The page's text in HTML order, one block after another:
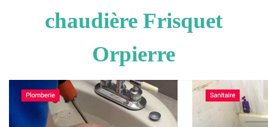
chaudière Frisquet
Orpierre